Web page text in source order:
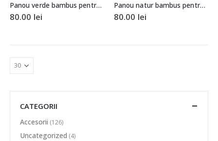
Panou verde bambus pentru prezentare bratari sau coliere 24x35cm
80.00 lei
Panou natur bambus pentru prezentare bratari sau coliere 24x35cm
80.00 lei
CATEGORII
Accesorii (126)
Uncategorized (4)